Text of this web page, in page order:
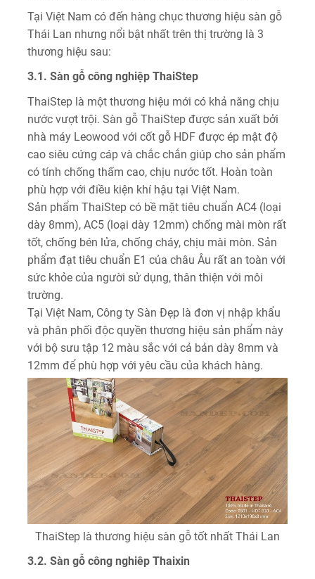
Tại Việt Nam có đến hàng chục thương hiệu sàn gỗ
Thái Lan nhưng nổi bật nhất trên thị trường là 3
thương hiệu sau:
3.1. Sàn gỗ công nghiệp ThaiStep
ThaiStep là một thương hiệu mới có khả năng chịu
nước vượt trội. Sàn gỗ ThaiStep được sản xuất bởi
nhà máy Leowood với cốt gỗ HDF được ép mật độ
cao siêu cứng cáp và chắc chắn giúp cho sản phẩm
có tính chống thấm cao, chịu nước tốt. Hoàn toàn
phù hợp với điều kiện khí hậu tại Việt Nam.
Sản phẩm ThaiStep có bề mặt tiêu chuẩn AC4 (loại
dày 8mm), AC5 (loại dày 12mm) chống mài mòn rất
tốt, chống bén lửa, chống cháy, chịu mài mòn. Sản
phẩm đạt tiêu chuẩn E1 của châu Âu rất an toàn với
sức khỏe của người sử dụng, thân thiện với môi
trường.
Tại Việt Nam, Công ty Sàn Đẹp là đơn vị nhập khẩu
và phân phối độc quyền thương hiệu sản phẩm này
với bộ sưu tập 12 màu sắc với cả bản dày 8mm và
12mm để phù hợp với yêu cầu của khách hàng.
ThaiStep là thương hiệu sàn gỗ tốt nhất Thái Lan
3.2. Sàn gỗ công nghiêp Thaixin